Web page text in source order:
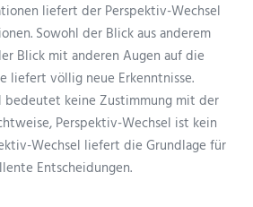
liefert der Perspektiv-Wechsel
Sowohl der Blick aus anderem
Blick mit anderen Augen auf die
liefert völlig neue Erkenntnisse.
bedeutet keine Zustimmung mit der
Perspektiv-Wechsel ist kein
Wechsel liefert die Grundlage für
Entscheidungen.